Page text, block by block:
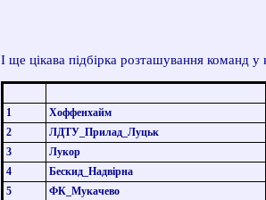
І ще цікава підбірка розташування команд
1
Хоффенхайм
2
ЛДТУ_Прилад_Луцьк
3
Лукор
4
Бескид_Надвірна
5
ФК_Мукачево